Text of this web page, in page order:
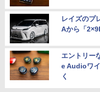
レイズのプ
Aから「
エントリー
e Audioワ
く